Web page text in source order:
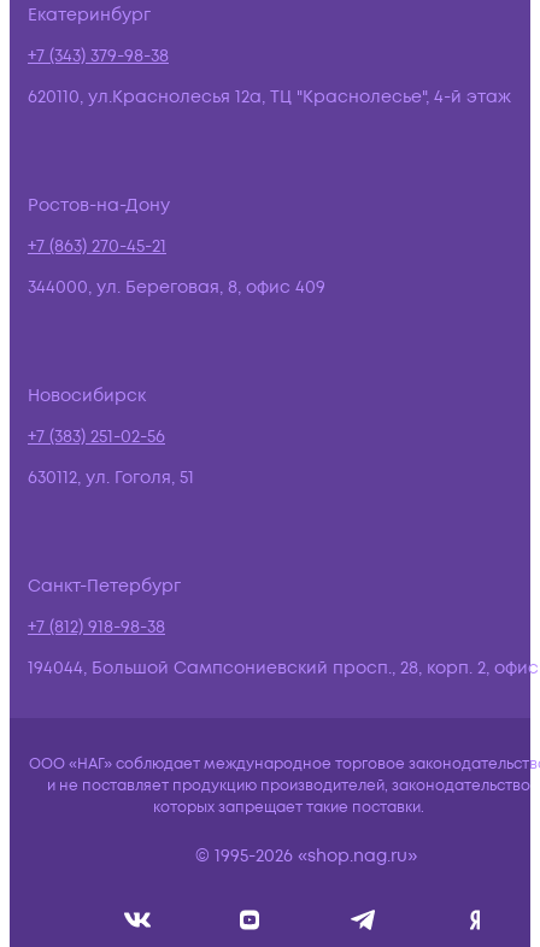
Екатеринбург
+7 (343) 379-98-38
620110, ул.Краснолесья 12а, ТЦ "Краснолесье", 4-й этаж
Ростов-на-Дону
+7 (863) 270-45-21
344000, ул. Береговая, 8, офис 409
Новосибирск
+7 (383) 251-02-56
630112, ул. Гоголя, 51
Санкт-Петербург
+7 (812) 918-98-38
194044, Большой Сампсониевский просп., 28, корп. 2,
ООО «НАГ» соблюдает международное торговое
и не поставляет продукцию производителей, законодательство
которых запрещает такие поставки.
© 1995-2026 «shop.nag.ru»